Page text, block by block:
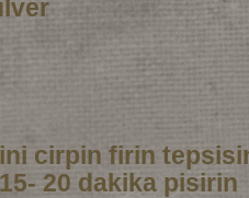
cirpin firin
20 dakika pisirin